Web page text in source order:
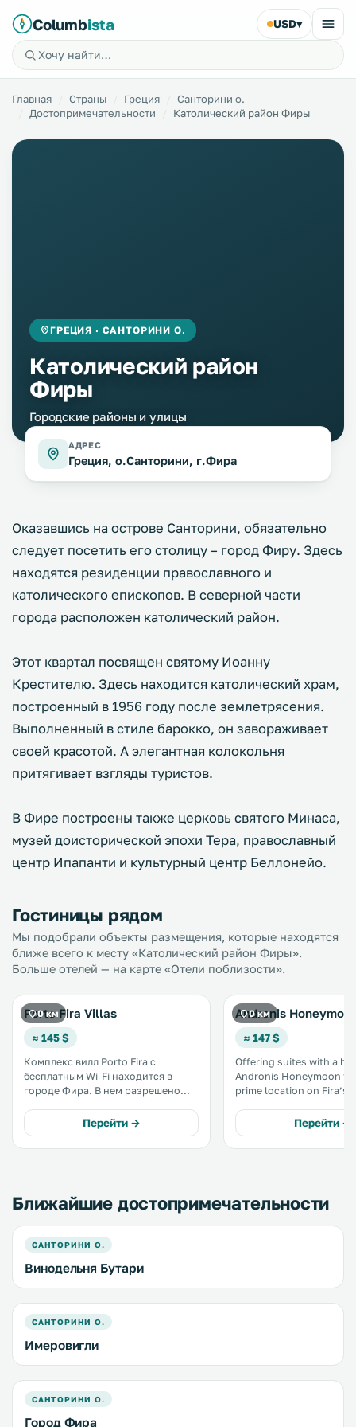
Columbista USD▾
Главная Страны Греция
Санторини о.
Достопримечательности
Католический район Фиры
ГРЕЦИЯ · САНТОРИНИ О.
Католический район
Фиры
Городские районы и улицы
АДРЕС
Греция, о.Санторини, г.Фира
Оказавшись на острове Санторини, обязательно
следует посетить его столицу – город Фиру. Здесь
находятся резиденции православного и
католического епископов. В северной части
города расположен католический район.
Этот квартал посвящен святому Иоанну
Крестителю. Здесь находится католический храм,
построенный в 1956 году после землетрясения.
Выполненный в стиле барокко, он завораживает
своей красотой. А элегантная колокольня
притягивает взгляды туристов.
В Фире построены также церковь святого Минаса,
музей доисторической эпохи Тера, православный
центр Ипапанти и культурный центр Беллонейо.
Гостиницы рядом
Мы подобрали объекты размещения, которые находятся
ближе всего к месту «Католический район Фиры».
Больше отелей — на карте «Отели поблизости».
0 км
Porto Fira Villas
≈ 145 $
Комплекс вилл Porto Fira с
бесплатным Wi-Fi находится в
городе Фира. В нем разрешено
животными. Расстояние до
археологического музея Фиры
составляет 300 метров. Каждая
Перейти →
0 км
Andronis
≈ 147 $
Offering suites with a
Andronis Honeymoon
prime location on Fira’s
unobstructed views of
Sea, the volcano and
Santorini sunset. .
Перейти →
Ближайшие достопримечательности
САНТОРИНИ О.
Винодельня Бутари
САНТОРИНИ О.
Имеровигли
САНТОРИНИ О.
Город Фира